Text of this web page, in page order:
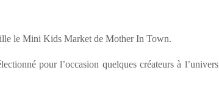
le Mini Kids Market de Mother In Town.
pour l’occasion quelques créateurs à l’univers